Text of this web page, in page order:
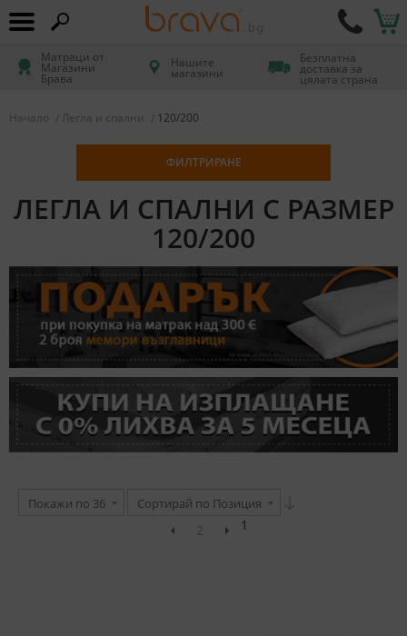
Матраци от
Магазини
Брава
Нашите
магазини
Безплатна
доставка за
цялата страна
Начало Легла и спални 120/200
ЛЕГЛА И СПАЛНИ С РАЗМЕР
120/200
Покажи по 36 Сортирай по Позиция
1
2
ФИЛТРИРАНЕ